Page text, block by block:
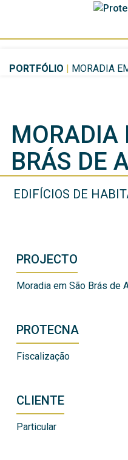
PORTFÓLIO | MORADIA
MORADIA
BRÁS DE
EDIFÍCIOS DE
PROJECTO
Moradia em São Brás de
PROTECNA
Fiscalização
CLIENTE
Particular